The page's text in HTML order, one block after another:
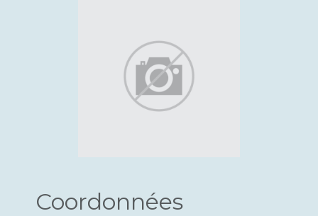
Coordonnées